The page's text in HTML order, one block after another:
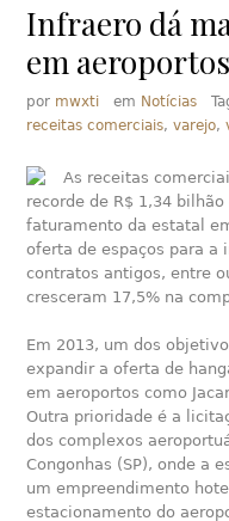
Infraero dá
em aeroportos
por mwxti em Notícias
receitas comerciais,varejo,
As receitas
recorde de R$ 1,34
faturamento da estatal
oferta de espaços para a
contratos antigos, entre
cresceram 17,5% na
Em 2013, um dos
expandir a oferta de
em aeroportos como
Outra prioridade é a
dos complexos
Congonhas (SP), onde a
um empreendimento
estacionamento do